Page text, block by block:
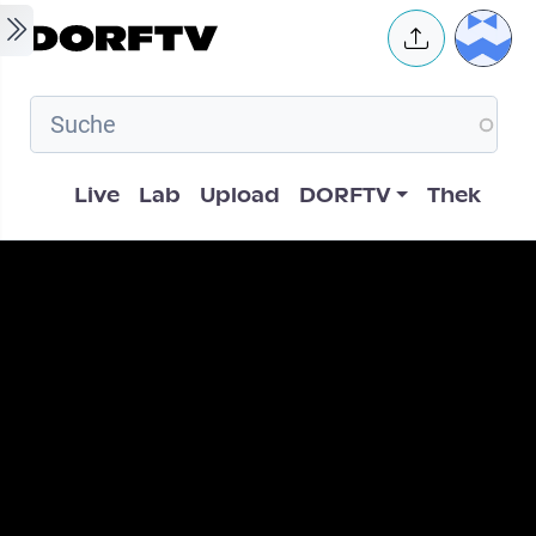
Skip to main content User
Hauptnavigation
Live Lab Upload DORFTV Thek